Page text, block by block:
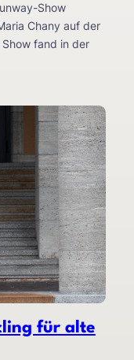
Show
Chany auf der
Show fand in der
für alte